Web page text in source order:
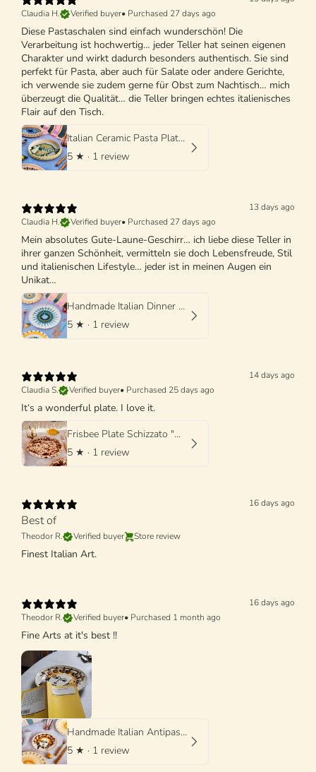
Claudia H.
Verified buyer• Purchased 27 days ago
Diese Pastaschalen sind einfach wunderschön! Die
Verarbeitung ist hochwertig… jeder Teller hat seinen eigenen
Charakter und wirkt dadurch besonders authentisch. Sie sind
perfekt für Pasta, aber auch für Salate oder andere Gerichte,
ich verwende sie zudem gerne für Obst zum Nachtisch… mich
überzeugt die Qualität… die Teller bringen echtes italienisches
Flair auf den Tisch.
Italian Ceramic Pasta Plate 25cm | Handmade Design "One of a kind"
5 ★ · 1 review
13 days ago
Claudia H.
Verified buyer• Purchased 27 days ago
Mein absolutes Gute-Laune-Geschirr… ich liebe diese Teller in
ihrer ganzen Schönheit, vermitteln sie doch Lebensfreude, Stil
und italienischen Lifestyle… jeder ist in meinen Augen ein
Unikat…
Handmade Italian Dinner Plate 27 cm | Large Ceramic Plate
5 ★ · 1 review
14 days ago
Claudia S.
Verified buyer• Purchased 25 days ago
It‘s a wonderful plate. I love it.
Frisbee Plate Schizzato "Marone"
5 ★ · 1 review
16 days ago
Best of
Theodor R. Verified buyer Store review
Finest Italian Art.
16 days ago
Theodor R.
Verified buyer• Purchased 1 month ago
Fine Arts at it's best !!
Handmade Italian Antipasti Plate 20 cm | Small Ceramic Plate (Unique Piece)
5 ★ · 1 review